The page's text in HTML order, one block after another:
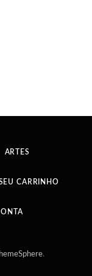
ARTES
CARRINHO
.